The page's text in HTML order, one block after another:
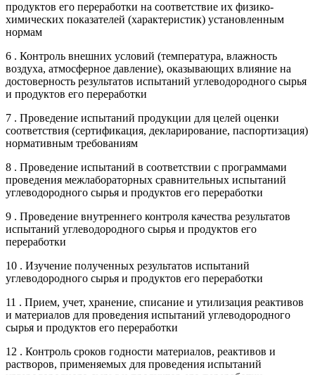
продуктов его переработки на соответствие их физико-
химических показателей (характеристик) установленным
нормам
6 . Контроль внешних условий (температура, влажность
воздуха, атмосферное давление), оказывающих влияние на
достоверность результатов испытаний углеводородного сырья
и продуктов его переработки
7 . Проведение испытаний продукции для целей оценки
соответствия (сертификация, декларирование, паспортизация)
нормативным требованиям
8 . Проведение испытаний в соответствии с программами
проведения межлабораторных сравнительных испытаний
углеводородного сырья и продуктов его переработки
9 . Проведение внутреннего контроля качества результатов
испытаний углеводородного сырья и продуктов его
переработки
10 . Изучение полученных результатов испытаний
углеводородного сырья и продуктов его переработки
11 . Прием, учет, хранение, списание и утилизация реактивов
и материалов для проведения испытаний углеводородного
сырья и продуктов его переработки
12 . Контроль сроков годности материалов, реактивов и
растворов, применяемых для проведения испытаний